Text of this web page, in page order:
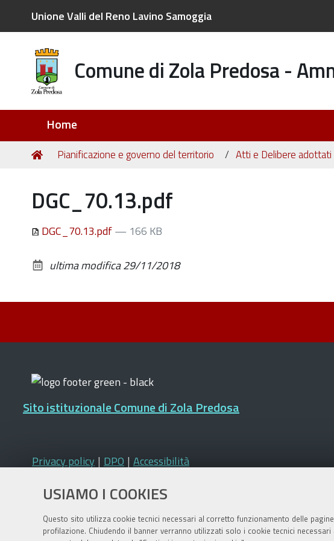
USIAMO I COOKIES
Questo sito utilizza cookie tecnici necessari al corretto funzionamento delle
profilazione. Chiudendo il banner verranno utilizzati solo i cookie tecnici
Unione Valli del Reno Lavino Samoggia
Comune di Zola Predosa -
Home
Tu
Home
Pianificazione e governo del territorio Atti e Delibere adottati
DGC_70.13.pdf
DGC_70.13.pdf— 166 KB
ultima modifica29/11/2018
Sito istituzionale Comune di Zola Predosa
Privacy policy | DPO | Accessibilità